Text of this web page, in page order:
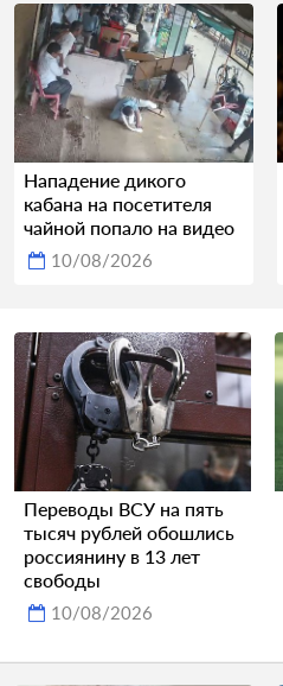
Нападение дикого
кабана на посетителя
чайной попало на видео
10/08/2026
Переводы ВСУ на пять
тысяч рублей обошлись
россиянину в 13 лет
свободы
10/08/2026